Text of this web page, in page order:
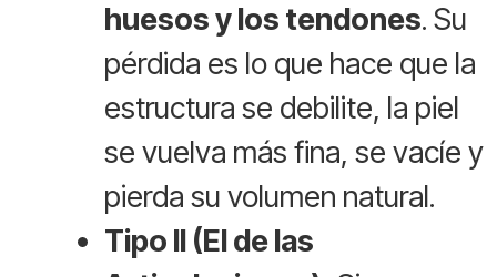
huesos y los tendones. Su
pérdida es lo que hace que la
estructura se debilite, la piel
se vuelva más fina, se vacíe y
pierda su volumen natural.
Tipo II (El de las